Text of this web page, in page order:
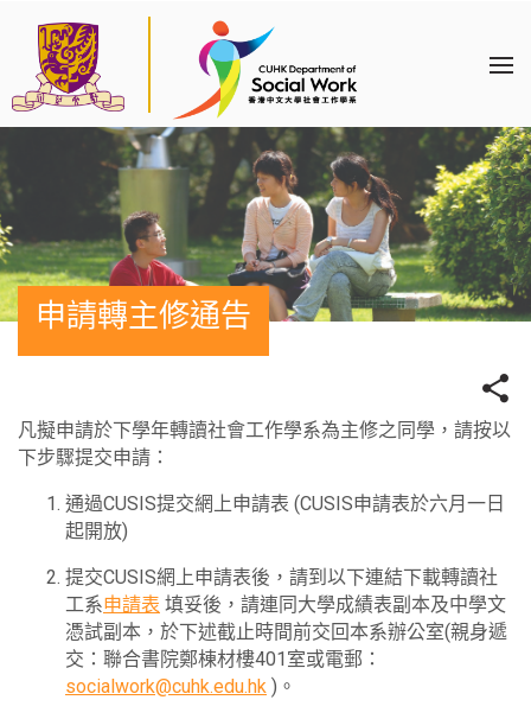
申請轉主修通告
凡擬申請於下學年轉讀社會工作學系為主修之同學，請按以
下步驟提交申請：
通過CUSIS提交網上申請表 (CUSIS申請表於六月一日
起開放)
提交CUSIS網上申請表後，請到以下連結下載轉讀社
工系申請表 填妥後，請連同大學成績表副本及中學文
憑試副本，於下述截止時間前交回本系辦公室(親身遞
交：聯合書院鄭棟材樓401室或電郵：
socialwork@cuhk.edu.hk )。